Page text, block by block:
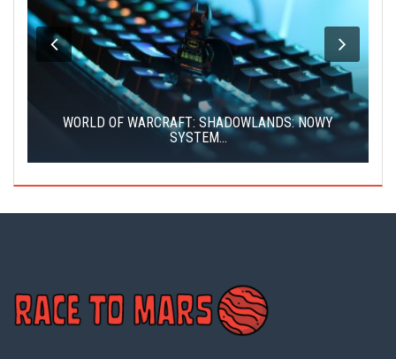
WORLD OF WARCRAFT: SHADOWLANDS: NOWY
SYSTEM...